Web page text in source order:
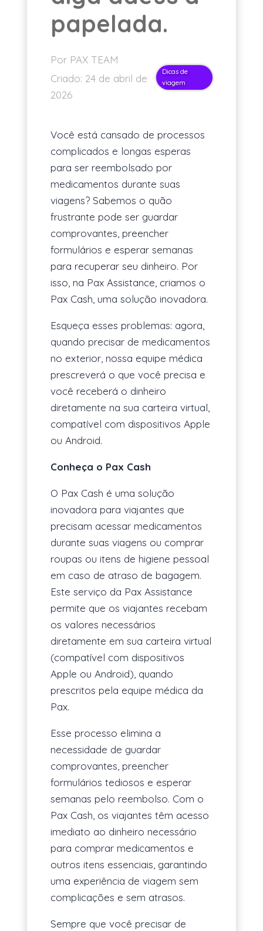
papelada.
Por PAX TEAM
Criado: 24 de abril de
2026
Dicas de
viagem
Você está cansado de processos
complicados e longas esperas
para ser reembolsado por
medicamentos durante suas
viagens? Sabemos o quão
frustrante pode ser guardar
comprovantes, preencher
formulários e esperar semanas
para recuperar seu dinheiro. Por
isso, na Pax Assistance, criamos o
Pax Cash, uma solução inovadora.
Esqueça esses problemas: agora,
quando precisar de medicamentos
no exterior, nossa equipe médica
prescreverá o que você precisa e
você receberá o dinheiro
diretamente na sua carteira virtual,
compatível com dispositivos Apple
ou Android.
Conheça o Pax Cash
O Pax Cash é uma solução
inovadora para viajantes que
precisam acessar medicamentos
durante suas viagens ou comprar
roupas ou itens de higiene pessoal
em caso de atraso de bagagem.
Este serviço da Pax Assistance
permite que os viajantes recebam
os valores necessários
diretamente em sua carteira virtual
(compatível com dispositivos
Apple ou Android), quando
prescritos pela equipe médica da
Pax.
Esse processo elimina a
necessidade de guardar
comprovantes, preencher
formulários tediosos e esperar
semanas pelo reembolso. Com o
Pax Cash, os viajantes têm acesso
imediato ao dinheiro necessário
para comprar medicamentos e
outros itens essenciais, garantindo
uma experiência de viagem sem
complicações e sem atrasos.
Sempre que você precisar de